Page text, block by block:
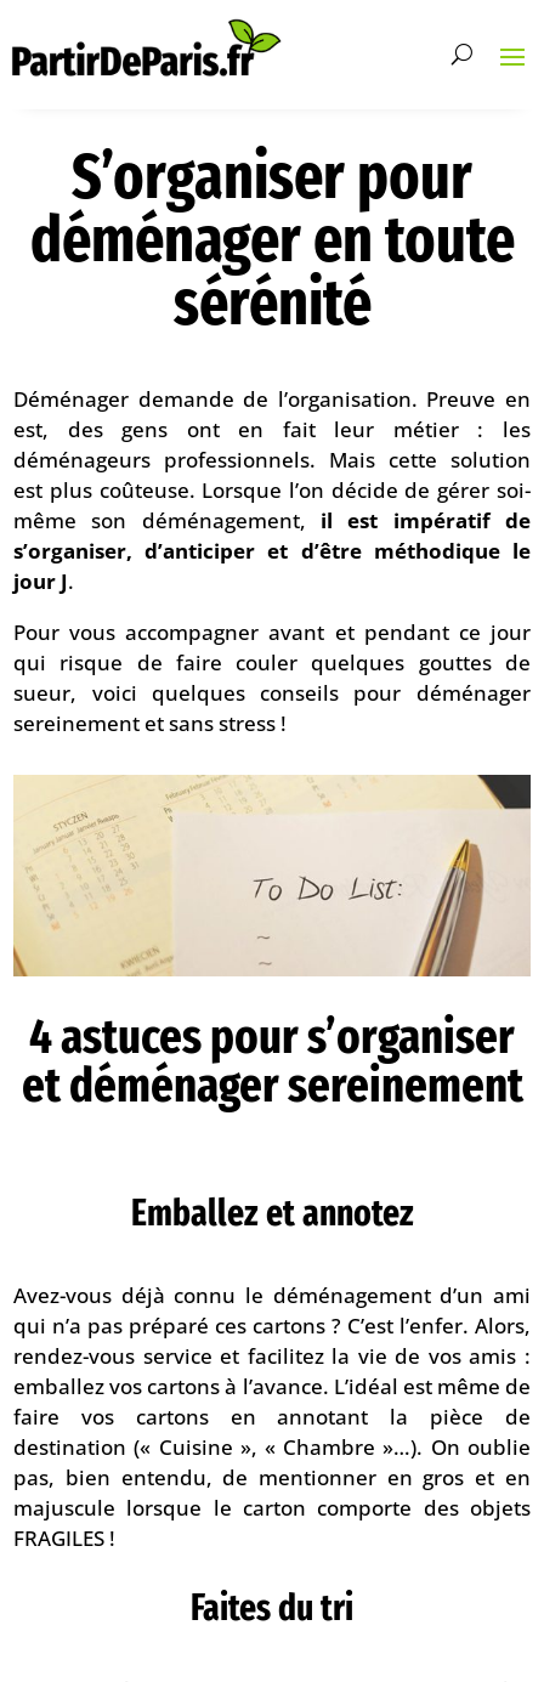
S’organiser pour
déménager en toute
sérénité
Déménager demande de l’organisation. Preuve en
est, des gens ont en fait leur métier : les
déménageurs professionnels. Mais cette solution
est plus coûteuse. Lorsque l’on décide de gérer soi-
même son déménagement, il est impératif de
s’organiser, d’anticiper et d’être méthodique le
jour J.
Pour vous accompagner avant et pendant ce jour
qui risque de faire couler quelques gouttes de
sueur, voici quelques conseils pour déménager
sereinement et sans stress !
4 astuces pour s’organiser
et déménager sereinement
Emballez et annotez
Avez-vous déjà connu le déménagement d’un ami
qui n’a pas préparé ces cartons ? C’est l’enfer. Alors,
rendez-vous service et facilitez la vie de vos amis :
emballez vos cartons à l’avance. L’idéal est même de
faire vos cartons en annotant la pièce de
destination (« Cuisine », « Chambre »…). On oublie
pas, bien entendu, de mentionner en gros et en
majuscule lorsque le carton comporte des objets
FRAGILES !
Faites du tri